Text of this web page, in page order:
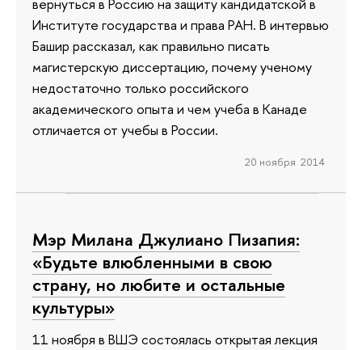
Институте государства и права РАН. В интервью
Башир рассказал, как правильно писать
магистерскую диссертацию, почему ученому
недостаточно только российского
академического опыта и чем учеба в Канаде
отличается от учебы в России.
20 ноября 2014
Мэр Милана Джулиано Пизапия:
«Будьте влюбленными в свою
страну, но любите и остальные
культуры»
11 ноября в ВШЭ состоялась открытая лекция